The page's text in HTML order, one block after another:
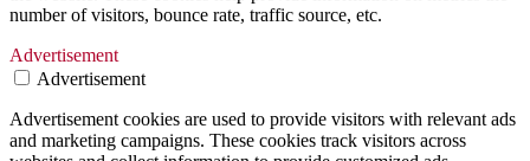
number of visitors, bounce rate, traffic source, etc.
Advertisement
Advertisement
Advertisement cookies are used to provide visitors with relevant ads
and marketing campaigns. These cookies track visitors across